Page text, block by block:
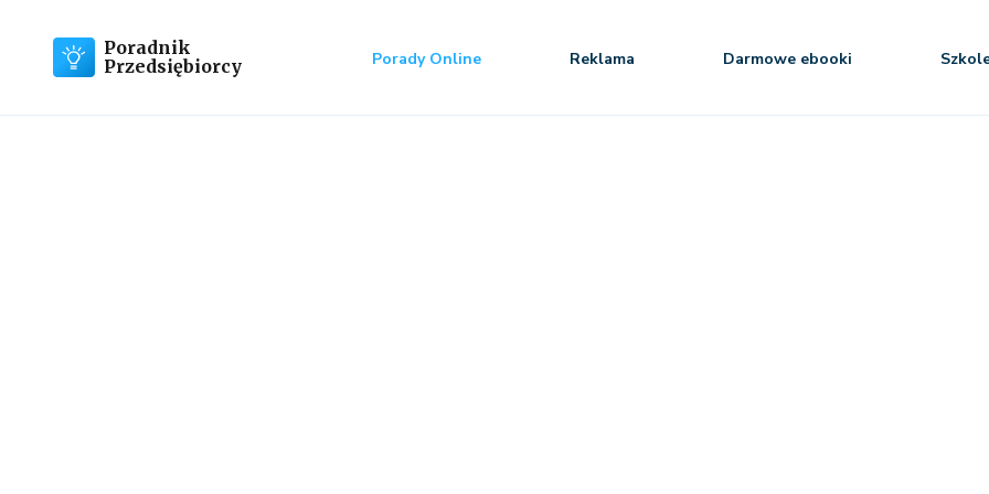
Poradnik
Przedsiębiorcy
Porady Online Reklama Darmowe ebooki